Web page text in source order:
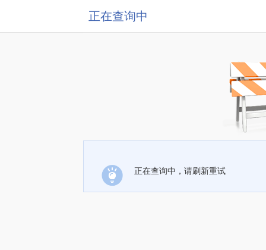
正在查询中
正在查询中，请刷新重试